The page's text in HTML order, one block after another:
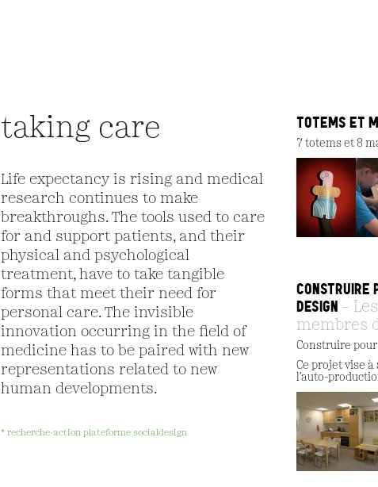
taking care
Life expectancy is rising and medical
research continues to make
breakthroughs. The tools used to care
for and support patients, and their
physical and psychological
treatment, have to take tangible
forms that meet their need for
personal care. The invisible
innovation occurring in the field of
medicine has to be paired with new
representations related to new
human developments.
* recherche-action plateforme socialdesign
TOTEMS ET
7 totems et 8
CONSTRUIRE
DESIGN
membres
Construire
Ce projet vise
l'auto-